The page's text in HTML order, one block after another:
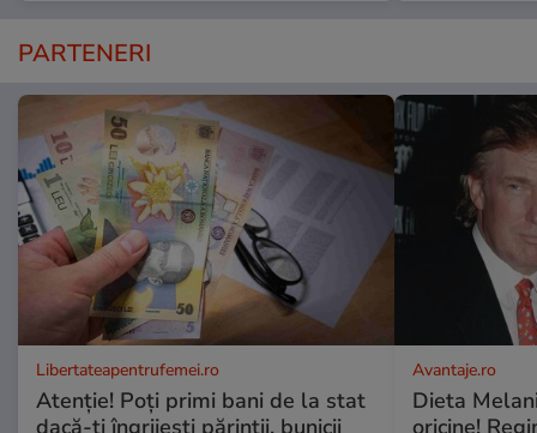
PARTENERI
Libertateapentrufemei.ro
Atenție! Poți primi bani de la stat
dacă-ți îngrijești părinții, bunicii
Avantaje.ro
Dieta
oricine!